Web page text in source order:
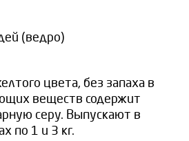
(ведро)
цвета, без запаха в
веществ содержит
серу. Выпускают в
по 1 и 3 кг.